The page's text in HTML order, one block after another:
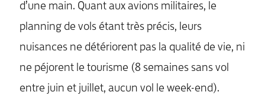
d’une main. Quant aux avions militaires, le
planning de vols étant très précis, leurs
nuisances ne détériorent pas la qualité de vie, ni
ne péjorent le tourisme (8 semaines sans vol
entre juin et juillet, aucun vol le week-end).